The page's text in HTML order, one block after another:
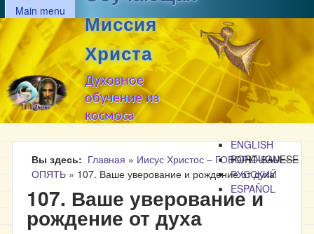
Перейти к основному
содержанию
MAIN MENU
Main menu
Миссия
Христа
Духовное
обучение из
космоса
ENGLISH
PORTUGUESE
РУССКИЙ
ESPAÑOL
Вы здесь Главная » Иисус Христос – ГОВОРЮ ВАМ
ОПЯТЬ » 107. Ваше уверование и рождение от духа
107. Ваше уверование и
рождение от духа